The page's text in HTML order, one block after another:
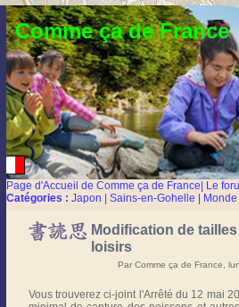
Comme ça de France
Page d'Accueil de Comme ça de France| Le
Catégories : Japon |Sains-en-Gohelle |
Modification de
loisirs
Par Comme ça de France,
Vous trouverez ci-joint l'Arrêté du 12 mai